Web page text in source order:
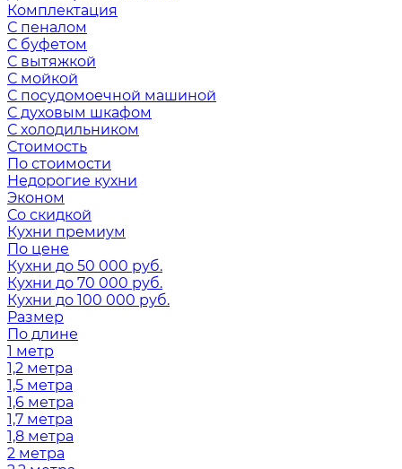
Комплектация
С пеналом
С буфетом
С вытяжкой
С мойкой
С посудомоечной машиной
С духовым шкафом
С холодильником
Стоимость
По стоимости
Недорогие кухни
Эконом
Со скидкой
Кухни премиум
По цене
Кухни до 50 000 руб.
Кухни до 70 000 руб.
Кухни до 100 000 руб.
Размер
По длине
1 метр
1,2 метра
1,5 метра
1,6 метра
1,7 метра
1,8 метра
2 метра